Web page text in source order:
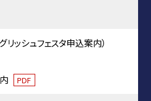
リッシュフェスタ申込案内）
PDF